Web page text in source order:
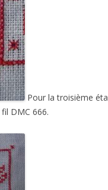
Pour la troisième
DMC 666.